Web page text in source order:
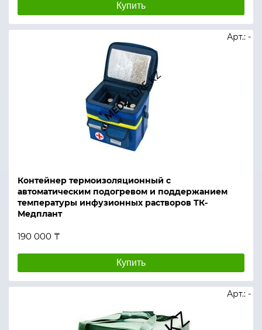
Купить
Контейнер термоизоляционный с
автоматическим подогревом и поддержанием
температуры инфузионных растворов ТК-
Медплант
Арт.: -
190 000 ₸
Купить
Арт.: -